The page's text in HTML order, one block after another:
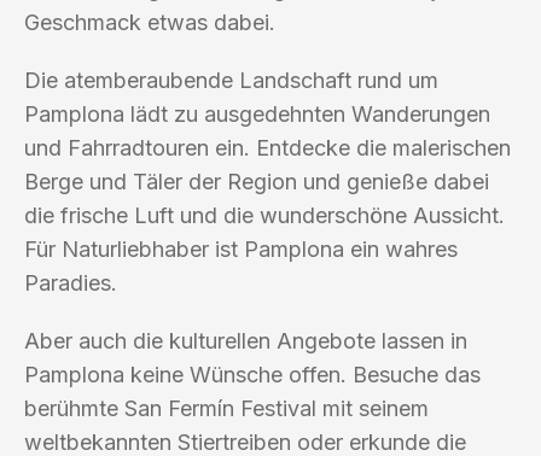
Geschmack etwas dabei.
Die atemberaubende Landschaft rund um
Pamplona lädt zu ausgedehnten Wanderungen
und Fahrradtouren ein. Entdecke die malerischen
Berge und Täler der Region und genieße dabei
die frische Luft und die wunderschöne Aussicht.
Für Naturliebhaber ist Pamplona ein wahres
Paradies.
Aber auch die kulturellen Angebote lassen in
Pamplona keine Wünsche offen. Besuche das
berühmte San Fermín Festival mit seinem
weltbekannten Stiertreiben oder erkunde die